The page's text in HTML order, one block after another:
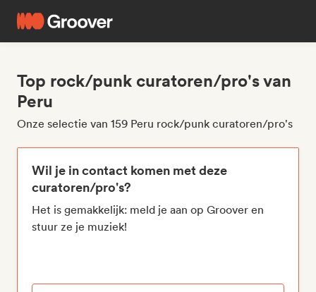
Top rock/punk curatoren/pro's van
Peru
Onze selectie van 159 Peru rock/punk curatoren/pro's
Wil je in contact komen met deze
curatoren/pro's?
Het is gemakkelijk: meld je aan op Groover en
stuur ze je muziek!